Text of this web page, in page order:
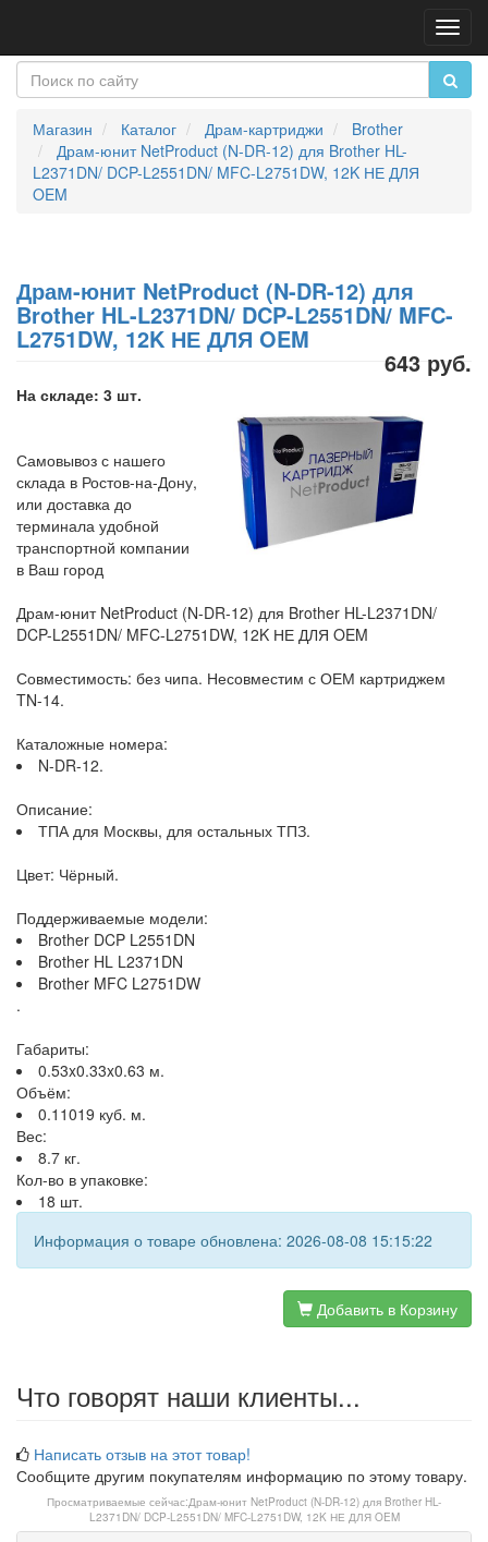
Магазин Каталог Драм-картриджи
Brother
Драм-юнит NetProduct (N-DR-12) для Brother HL-
L2371DN/ DCP-L2551DN/ MFC-L2751DW, 12K НЕ ДЛЯ
OEM
Драм-юнит NetProduct (N-DR-12) для
Brother HL-L2371DN/ DCP-L2551DN/ MFC-
L2751DW, 12K НЕ ДЛЯ OEM
643 руб.
На складе: 3 шт.
Самовывоз с нашего
склада в Ростов-на-Дону,
или доставка до
терминала удобной
транспортной компании
в Ваш город
Драм-юнит NetProduct (N-DR-12) для Brother HL-L2371DN/
DCP-L2551DN/ MFC-L2751DW, 12K НЕ ДЛЯ OEM
Совместимость: без чипа. Несовместим с ОЕМ картриджем
TN-14.
Каталожные номера:
N-DR-12.
Описание:
ТПА для Москвы, для остальных ТПЗ.
Цвет: Чёрный.
Поддерживаемые модели:
Brother DCP L2551DN
Brother HL L2371DN
Brother MFC L2751DW
.
Габариты:
0.53x0.33x0.63 м.
Объём:
0.11019 куб. м.
Вес:
8.7 кг.
Кол-во в упаковке:
18 шт.
Информация о товаре обновлена: 2026-08-08 15:15:22
Добавить в Корзину
Что говорят наши клиенты...
Написать отзыв на этот товар!
Сообщите другим покупателям информацию по этому товару.
Просматриваемые сейчас:Драм-юнит NetProduct (N-DR-12) для Brother HL-
L2371DN/ DCP-L2551DN/ MFC-L2751DW, 12K НЕ ДЛЯ OEM